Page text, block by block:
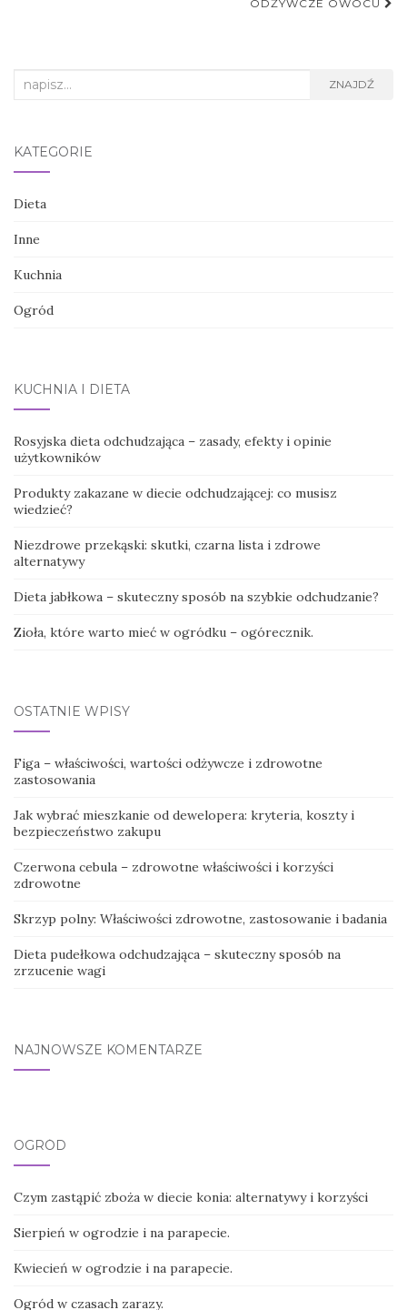
ODŻYWCZE OWOCU
Search
ZNAJDŹ
KATEGORIE
Dieta
Inne
Kuchnia
Ogród
KUCHNIA I DIETA
Rosyjska dieta odchudzająca – zasady, efekty i opinie
użytkowników
Produkty zakazane w diecie odchudzającej: co musisz
wiedzieć?
Niezdrowe przekąski: skutki, czarna lista i zdrowe
alternatywy
Dieta jabłkowa – skuteczny sposób na szybkie odchudzanie?
Zioła, które warto mieć w ogródku – ogórecznik.
OSTATNIE WPISY
Figa – właściwości, wartości odżywcze i zdrowotne
zastosowania
Jak wybrać mieszkanie od dewelopera: kryteria, koszty i
bezpieczeństwo zakupu
Czerwona cebula – zdrowotne właściwości i korzyści
zdrowotne
Skrzyp polny: Właściwości zdrowotne, zastosowanie i badania
Dieta pudełkowa odchudzająca – skuteczny sposób na
zrzucenie wagi
NAJNOWSZE KOMENTARZE
OGRÓD
Czym zastąpić zboża w diecie konia: alternatywy i korzyści
Sierpień w ogrodzie i na parapecie.
Kwiecień w ogrodzie i na parapecie.
Ogród w czasach zarazy.